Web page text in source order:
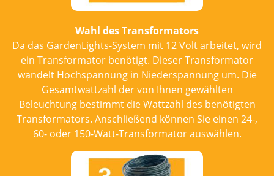
Wahl des Transformators
Da das GardenLights-System mit 12 Volt arbeitet, wird
ein Transformator benötigt. Dieser Transformator
wandelt Hochspannung in Niederspannung um. Die
Gesamtwattzahl der von Ihnen gewählten
Beleuchtung bestimmt die Wattzahl des benötigten
Transformators. Anschließend können Sie einen 24-,
60- oder 150-Watt-Transformator auswählen.